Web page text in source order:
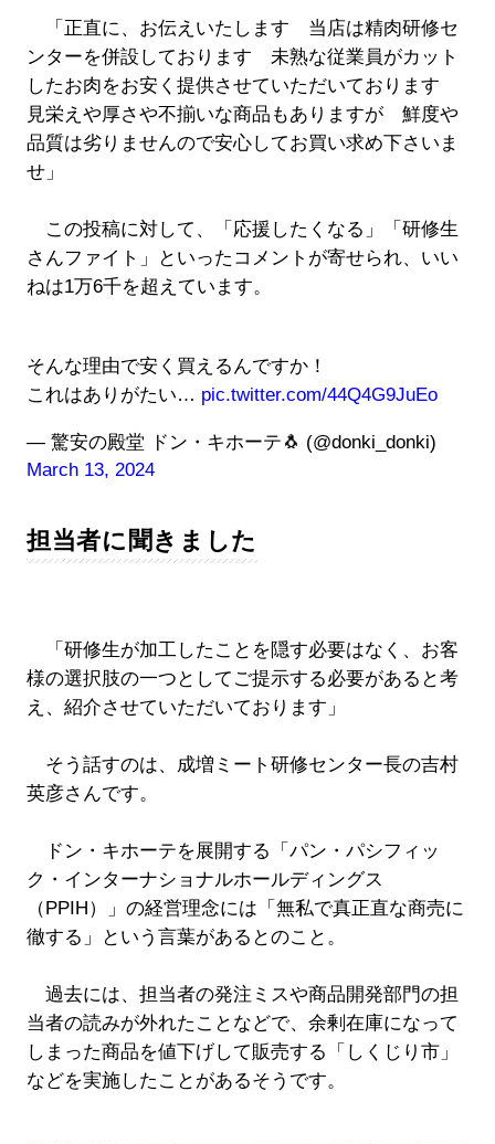
「正直に、お伝えいたします 当店は精肉研修セ
ンターを併設しております 未熟な従業員がカット
したお肉をお安く提供させていただいております
見栄えや厚さや不揃いな商品もありますが 鮮度や
品質は劣りませんので安心してお買い求め下さいま
せ」
この投稿に対して、「応援したくなる」「研修生
さんファイト」といったコメントが寄せられ、いい
ねは1万6千を超えています。
そんな理由で安く買えるんですか！
これはありがたい… pic.twitter.com/44Q4G9JuEo
— 驚安の殿堂 ドン・キホーテ🐧 (@donki_donki)
March 13, 2024
担当者に聞きました
「研修生が加工したことを隠す必要はなく、お客
様の選択肢の一つとしてご提示する必要があると考
え、紹介させていただいております」
そう話すのは、成増ミート研修センター長の吉村
英彦さんです。
ドン・キホーテを展開する「パン・パシフィッ
ク・インターナショナルホールディングス
（PPIH）」の経営理念には「無私で真正直な商売に
徹する」という言葉があるとのこと。
過去には、担当者の発注ミスや商品開発部門の担
当者の読みが外れたことなどで、余剰在庫になって
しまった商品を値下げして販売する「しくじり市」
などを実施したことがあるそうです。